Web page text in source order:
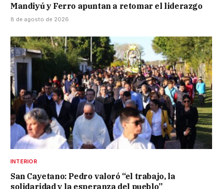
Mandiyú y Ferro apuntan a retomar el liderazgo
8 de agosto de 2026
INTERIOR
San Cayetano: Pedro valoró “el trabajo, la
solidaridad y la esperanza del pueblo”